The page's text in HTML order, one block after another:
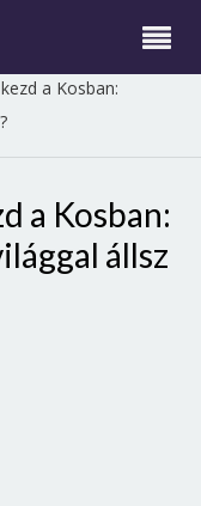
a Kosban:
a Kosban:
állsz